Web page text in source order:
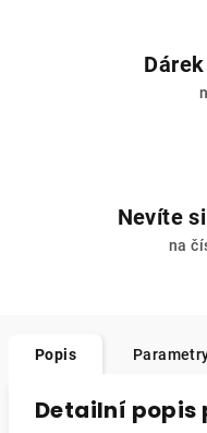
Nevíte
na
Popis
Detailní popis